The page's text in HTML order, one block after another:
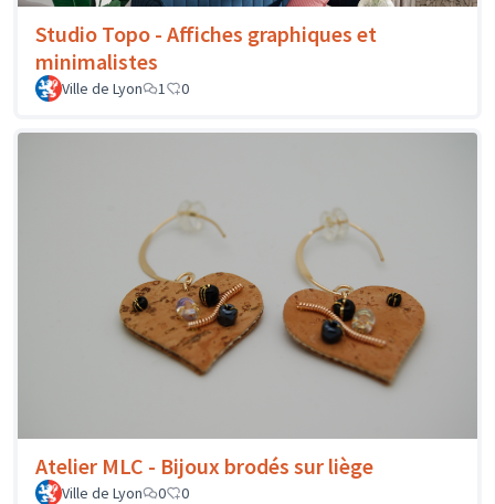
Studio Topo - Affiches graphiques et
minimalistes
Ville de Lyon 1 0
Atelier MLC - Bijoux brodés sur liège
Ville de Lyon 0 0